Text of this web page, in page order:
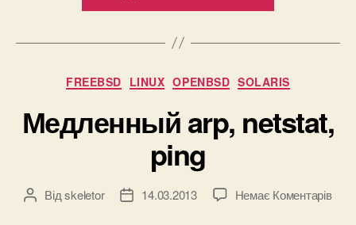
Категорії
FREEBSD LINUX OPENBSD SOLARIS
Медленный arp, netstat,
ping
Автор
Відskeletor
Дата14.03.2013 Немає Коментарівдо